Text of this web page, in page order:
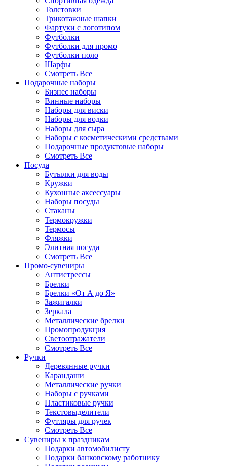
Толстовки
Трикотажные шапки
Фартуки с логотипом
Футболки
Футболки для промо
Футболки поло
Шарфы
Смотреть Все
Подарочные наборы
Бизнес наборы
Винные наборы
Наборы для виски
Наборы для водки
Наборы для сыра
Наборы с косметическими средствами
Подарочные продуктовые наборы
Смотреть Все
Посуда
Бутылки для воды
Кружки
Кухонные аксессуары
Наборы посуды
Стаканы
Термокружки
Термосы
Фляжки
Элитная посуда
Смотреть Все
Промо-сувениры
Антистрессы
Брелки
Брелки «От А до Я»
Зажигалки
Зеркала
Металлические брелки
Промопродукция
Светоотражатели
Смотреть Все
Ручки
Деревянные ручки
Карандаши
Металлические ручки
Наборы с ручками
Пластиковые ручки
Текстовыделители
Футляры для ручек
Смотреть Все
Сувениры к праздникам
Подарки автомобилисту
Подарки банковскому работнику